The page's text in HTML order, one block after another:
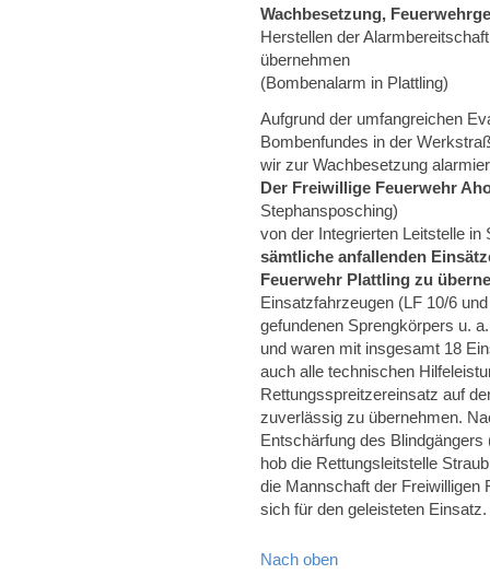
Wachbesetzung,
Herstellen der
übernehmen
(Bombenalarm in Plattling)
Aufgrund der umfangreichen
Bombenfundes in der
wir zur Wachbesetzung
Der Freiwillige Feuerwehr
Stephansposching)
von der Integrierten Leitstelle in
sämtliche anfallenden
Feuerwehr Plattling zu
Einsatzfahrzeugen (LF 10/6
gefundenen Sprengkörpers u.
und waren mit insgesamt 18
auch alle technischen
Rettungsspreitzereinsatz auf
zuverlässig zu übernehmen.
Entschärfung des
hob die Rettungsleitstelle
die Mannschaft der Freiwilligen
sich für den geleisteten Einsatz.
Nach oben